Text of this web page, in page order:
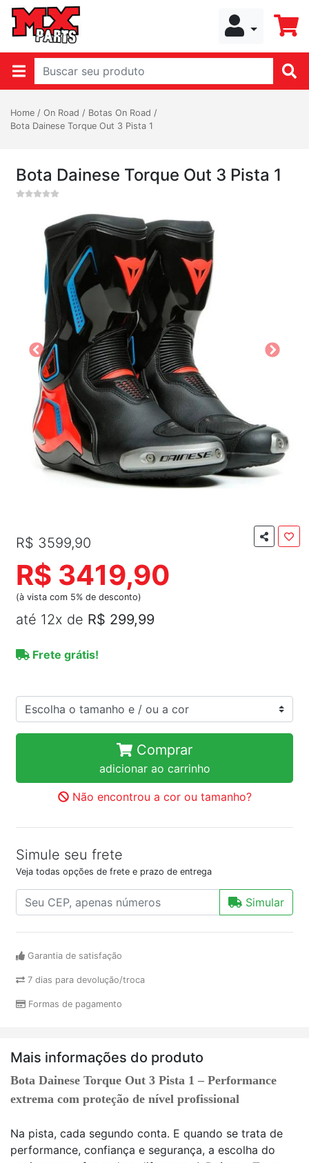
Home / On Road / Botas On Road /
Bota Dainese Torque Out 3 Pista 1
Bota Dainese Torque Out 3 Pista 1
R$ 3599,90
R$ 3419,90
(à vista com 5% de desconto)
até 12x de R$ 299,99
Frete grátis!
Comprar
adicionar ao carrinho
Não encontrou a cor ou tamanho?
Simule seu frete
Veja todas opções de frete e prazo de entrega
Simular
Garantia de satisfação
7 dias para devolução/troca
Formas de pagamento
Mais informações do produto
Bota Dainese Torque Out 3 Pista 1 – Performance
extrema com proteção de nível profissional
Na pista, cada segundo conta. E quando se trata de
performance, confiança e segurança, a escolha do